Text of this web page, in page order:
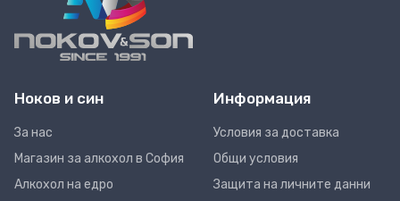
Ноков и син
За нас
Магазин за алкохол в София
Алкохол на едро
Информация
Условия за доставка
Общи условия
Защита на личните данни